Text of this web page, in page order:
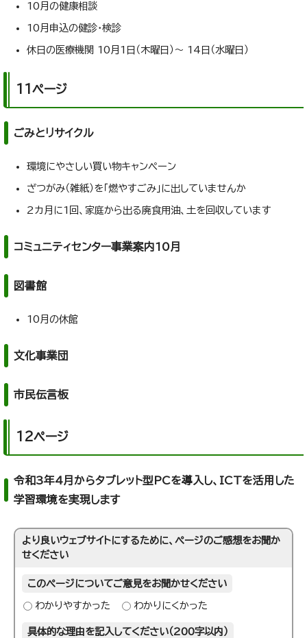
10月の健康相談
10月申込の健診・検診
休日の医療機関 10月1日（木曜日）～ 14日（水曜日）
11ページ
ごみとリサイクル
環境にやさしい買い物キャンペーン
ざつがみ（雑紙）を「燃やすごみ」に出していませんか
2カ月に1回、家庭から出る廃食用油、土を回収しています
コミュニティセンター事業案内10月
図書館
10月の休館
文化事業団
市民伝言板
12ページ
令和3年4月からタブレット型PCを導入し、ICTを活用した
学習環境を実現します
より良いウェブサイトにするために、ページのご感想をお聞か
せください
このページについてご意見をお聞かせください
わかりやすかった わかりにくかった
具体的な理由を記入してください（200字以内）